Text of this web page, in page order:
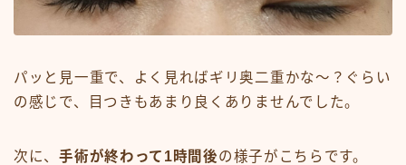
パッと見一重で、よく見ればギリ奥二重かな～？ぐらい
の感じで、目つきもあまり良くありませんでした。
次に、手術が終わって1時間後の様子がこちらです。